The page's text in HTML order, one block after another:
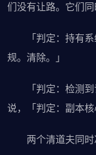
们没有让路。它们同
「判定：持有系
规。清除。」
「判定：检测到
说，「判定：副本核
两个清道夫同时